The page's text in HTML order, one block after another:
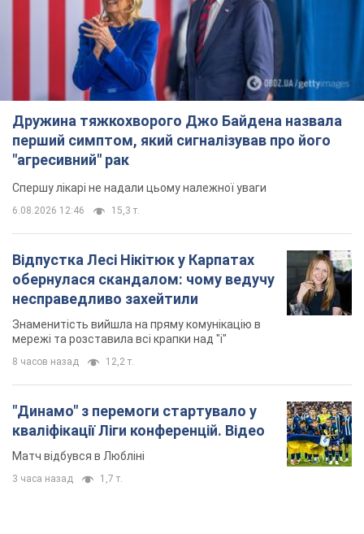
Дружина тяжкохворого Джо Байдена назвала
перший симптом, який сигналізував про його
"агресивний" рак
Спершу лікарі не надали цьому належної уваги
6.08.2026 12:46 15,3 т.
Відпустка Лесі Нікітюк у Карпатах
обернулася скандалом: чому ведучу
несправедливо захейтили
Знаменитість вийшла на пряму комунікацію в
мережі та розставила всі крапки над "і"
8 часов назад 12,2 т.
"Динамо" з перемоги стартувало у
кваліфікації Ліги конференцій. Відео
Матч відбувся в Любліні
3 часа назад 1,7 т.